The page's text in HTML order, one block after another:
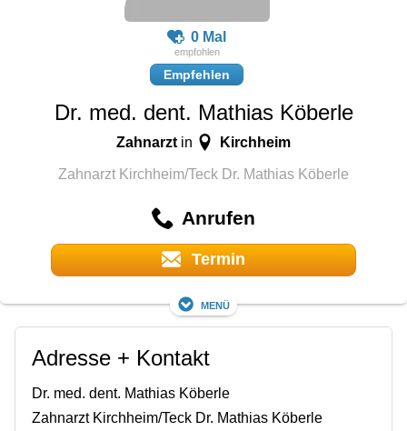
0 Mal
Empfehlen
Dr. med. dent. Mathias Köberle
Zahnarzt in Kirchheim
Zahnarzt Kirchheim/Teck Dr. Mathias Köberle
Anrufen
Termin
Menü
Adresse + Kontakt
Dr. med. dent. Mathias Köberle
Zahnarzt Kirchheim/Teck Dr. Mathias Köberle